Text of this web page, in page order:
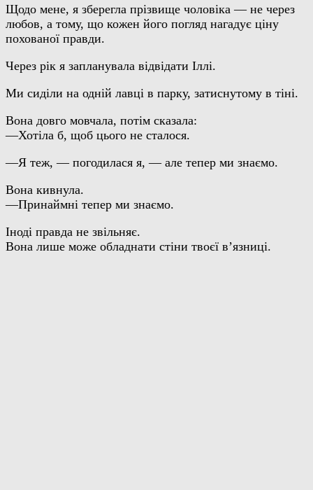
Щодо мене, я зберегла прізвище чоловіка — не через
любов, а тому, що кожен його погляд нагадує ціну
похованої правди.
Через рік я запланувала відвідати Іллі.
Ми сиділи на одній лавці в парку, затиснутому в тіні.
Вона довго мовчала, потім сказала:
—Хотіла б, щоб цього не сталося.
—Я теж, — погодилася я, — але тепер ми знаємо.
Вона кивнула.
—Принаймні тепер ми знаємо.
Іноді правда не звільняє.
Вона лише може обладнати стіни твоєї в’язниці.